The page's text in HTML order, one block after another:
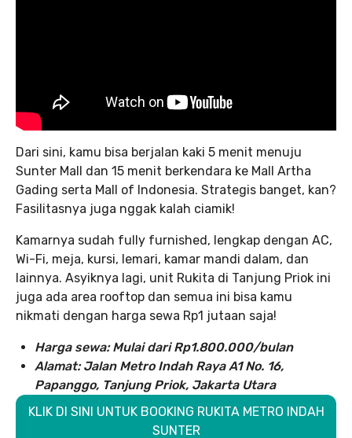
Dari sini, kamu bisa berjalan kaki 5 menit menuju
Sunter Mall dan 15 menit berkendara ke Mall Artha
Gading serta Mall of Indonesia. Strategis banget, kan?
Fasilitasnya juga nggak kalah ciamik!
Kamarnya sudah fully furnished, lengkap dengan AC,
Wi-Fi, meja, kursi, lemari, kamar mandi dalam, dan
lainnya. Asyiknya lagi, unit Rukita di Tanjung Priok ini
juga ada area rooftop dan semua ini bisa kamu
nikmati dengan harga sewa Rp1 jutaan saja!
Harga sewa: Mulai dari Rp1.800.000/bulan
Alamat: Jalan Metro Indah Raya A1 No. 16,
Papanggo, Tanjung Priok, Jakarta Utara
KLIK DI SINI UNTUK BOOKING RUKITA METRO INDAH
SUNTER